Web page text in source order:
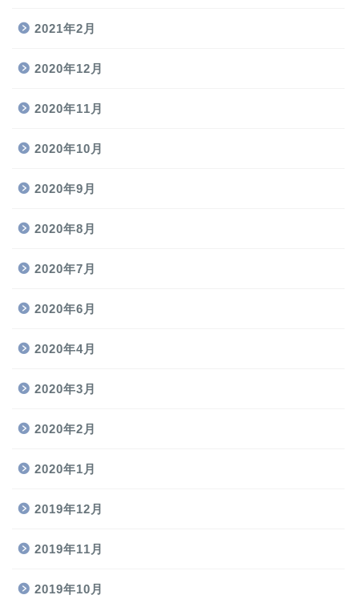
2021年2月
2020年12月
2020年11月
2020年10月
2020年9月
2020年8月
2020年7月
2020年6月
2020年4月
2020年3月
2020年2月
2020年1月
2019年12月
2019年11月
2019年10月